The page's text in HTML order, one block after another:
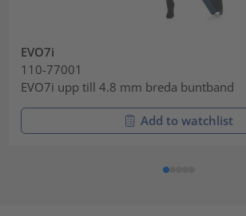
EVO7i
110-77001
EVO7i upp till 4.8 mm breda buntband
Add to watchlist